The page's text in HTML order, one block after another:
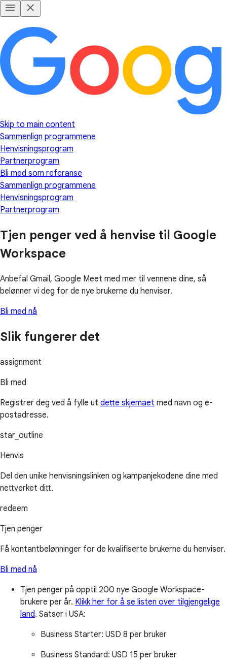
Skip to main content
Sammenlign programmene
Henvisningsprogram
Partnerprogram
Bli med som referanse
Sammenlign programmene
Henvisningsprogram
Partnerprogram
Tjen penger ved å henvise til Google
Workspace
Anbefal Gmail, Google Meet med mer til vennene dine, så
belønner vi deg for de nye brukerne du henviser.
Bli med nå
Slik fungerer det
assignment
Bli med
Registrer deg ved å fylle ut dette skjemaet med navn og e-
postadresse.
star_outline
Henvis
Del den unike henvisningslinken og kampanjekodene dine med
nettverket ditt.
redeem
Tjen penger
Få kontantbelønninger for de kvalifiserte brukerne du henviser.
Bli med nå
Tjen penger på opptil 200 nye Google Workspace-
brukere per år. Klikk her for å se listen over tilgjengelige
land. Satser i USA:
Business Starter: USD 8 per bruker
Business Standard: USD 15 per bruker